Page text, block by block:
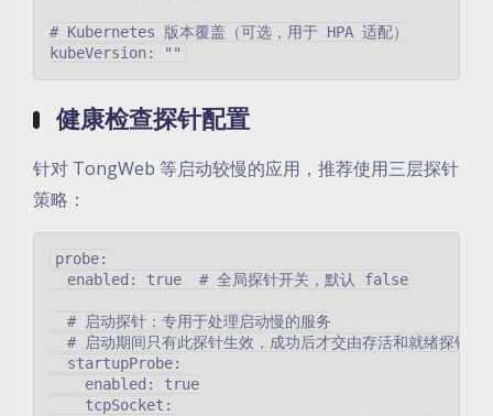
# Kubernetes 版本覆盖（可选，用于 HPA 适配）
健康检查探针配置
针对 TongWeb 等启动较慢的应用，推荐使用三层探针
策略：
probe:
  enabled: true  # 全局探针开关，默认 false
  # 启动探针：专用于处理启动慢的服务
# 启动期间只有此探针生效，成功后才交由存活和就绪探针接
  startupProbe:
    enabled: true
    tcpSocket: